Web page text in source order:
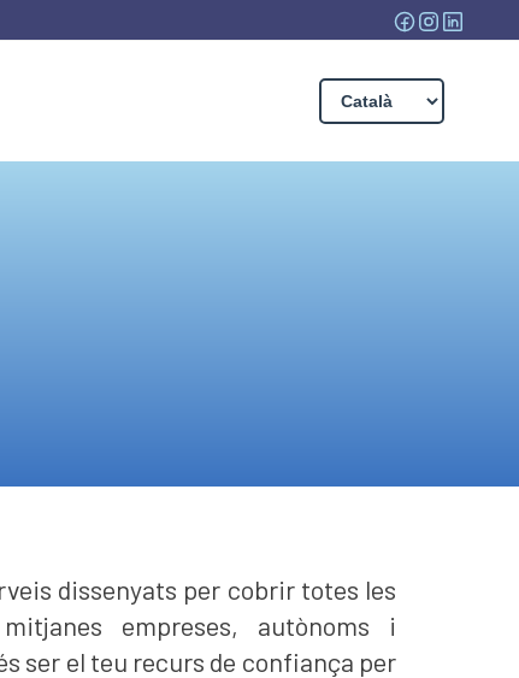
dissenyats per cobrir totes les
empreses, autònoms i
ser el teu recurs de confiança per